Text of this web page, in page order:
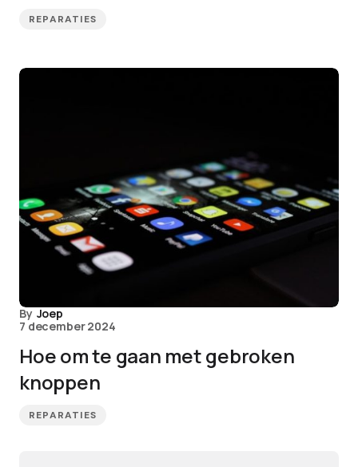
REPARATIES
By Joep
7 december 2024
Hoe om te gaan met gebroken
knoppen
REPARATIES